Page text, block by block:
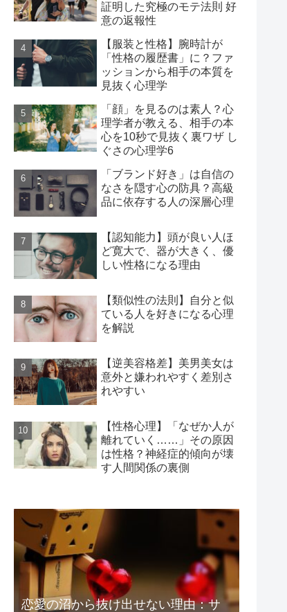
証明した究極のモテ法則 好
意の返報性
【服装と性格】腕時計が
「性格の履歴書」に？ファ
ッションから相手の本質を
見抜く心理学
「顔」を見るのは素人？心
理学者が教える、相手の本
心を10秒で見抜く裏ワザ し
ぐさの心理学6
「ブランド好き」は自信の
なさを隠す心の防具？高級
品に依存する人の深層心理
【認知能力】頭が良い人ほ
ど寛大で、器が大きく、優
しい性格になる理由
【類似性の法則】自分と似
ている人を好きになる心理
を解説
【逆美容格差】美男美女は
意外と嫌われやすく差別さ
れやすい
【性格心理】「なぜか人が
離れていく……」その原因
は性格？神経症的傾向が壊
す人間関係の裏側
恋愛の沼から抜け出せない理由：サ